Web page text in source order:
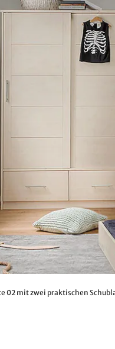
02 mit zwei praktischen